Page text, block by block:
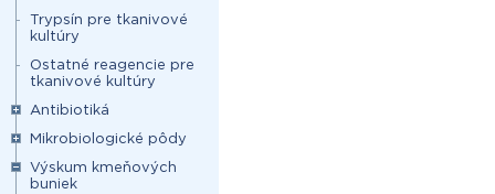
Trypsín pre tkanivové
kultúry
Ostatné reagencie pre
tkanivové kultúry
Antibiotiká
Mikrobiologické pôdy
Výskum kmeňových
buniek